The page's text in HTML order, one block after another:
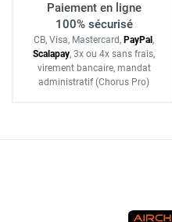
Paiement en ligne
100% sécurisé
CB, Visa, Mastercard, PayPal ,
Scalapay, 3x ou 4x sans frais,
virement bancaire, mandat
administratif (Chorus Pro)